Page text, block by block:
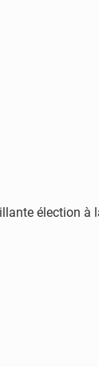
élection à